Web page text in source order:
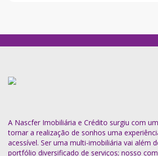
A Nascfer Imobiliária e Crédito surgiu com
tornar a realização de sonhos uma
acessível. Ser uma multi-imobiliária vai além
portfólio diversificado de serviços; nosso